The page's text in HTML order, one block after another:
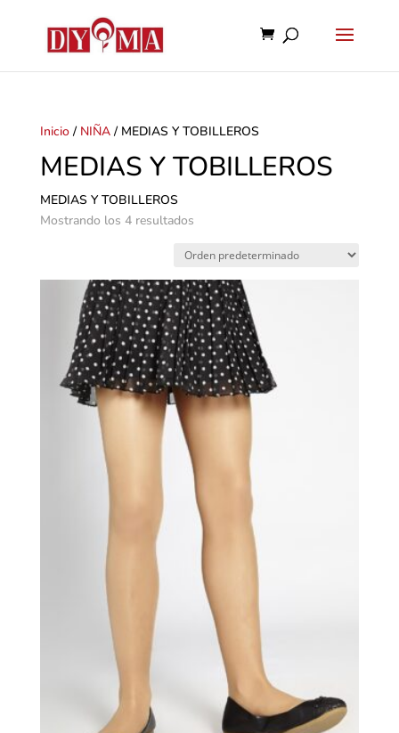
Inicio/ NIÑA/ MEDIAS Y TOBILLEROS
MEDIAS Y TOBILLEROS
MEDIAS Y TOBILLEROS
Mostrando los 4 resultados